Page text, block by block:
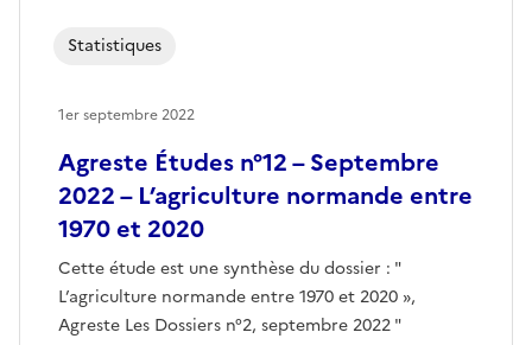
Agreste Études n°12 – Septembre
2022 – L’agriculture normande entre
1970 et 2020
Cette étude est une synthèse du dossier : "
L’agriculture normande entre 1970 et 2020 »,
Agreste Les Dossiers n°2, septembre 2022 "
Statistiques
1er septembre 2022